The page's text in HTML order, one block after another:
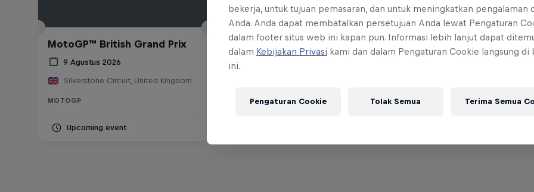
MotoGP™ British Grand Prix
9 Agustus 2026
Silverstone Circuit, United Kingdom
MOTOGP
Upcoming event
bekerja, untuk tujuan pemasaran, dan untuk meningkatkan pengalaman
Anda. Anda dapat membatalkan persetujuan Anda lewat Pengaturan
dalam footer situs web ini kapan pun. Informasi lebih lanjut dapat
dalam Kebijakan Privasi kami dan dalam Pengaturan Cookie langsung di
ini.
Pengaturan Cookie Tolak Semua Terima Semua